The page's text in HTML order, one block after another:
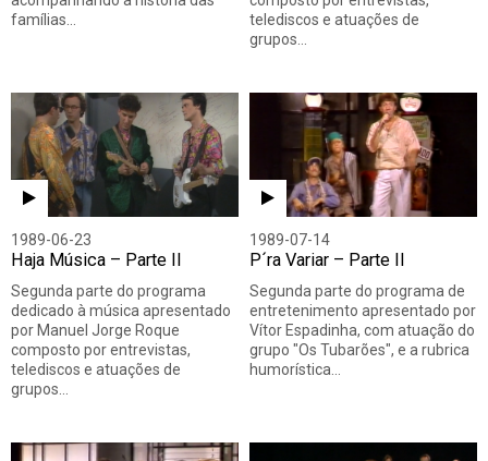
famílias…
telediscos e atuações de
grupos…
1989-06-23
Haja Música – Parte II
Segunda parte do programa
dedicado à música apresentado
por Manuel Jorge Roque
composto por entrevistas,
telediscos e atuações de
grupos…
1989-07-14
P´ra Variar – Parte II
Segunda parte do programa de
entretenimento apresentado por
Vítor Espadinha, com atuação do
grupo "Os Tubarões", e a rubrica
humorística…